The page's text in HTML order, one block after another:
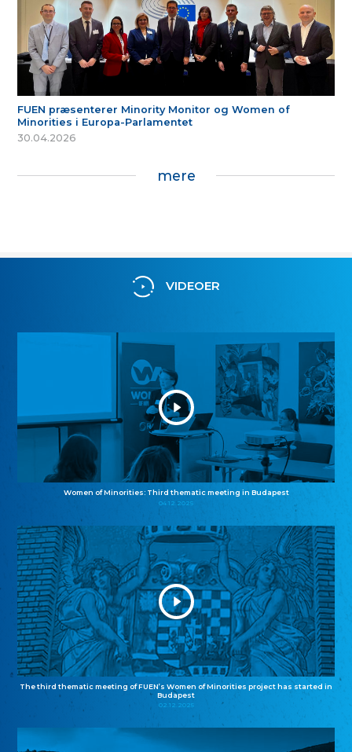
FUEN præsenterer Minority Monitor og Women of
Minorities i Europa-Parlamentet
30.04.2026
mere
VIDEOER
Women of Minorities: Third thematic meeting in Budapest
04.12.2025
The third thematic meeting of FUEN’s Women of Minorities project has started in
Budapest
02.12.2025